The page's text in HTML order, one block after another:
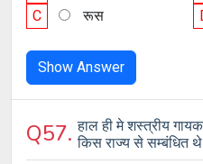
C
रूस
Show Answer
Q57.हाल ही मे शस्त्रीय
किस राज्य से सम्बंधित